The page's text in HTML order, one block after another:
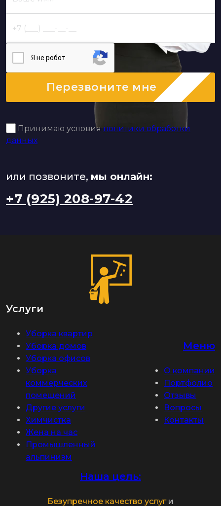
Я нe poбoт
Перезвоните мне
Принимаю условия политики обработки
данных
или позвоните, мы онлайн:
+7 (925) 208-97-42
Услуги
Уборка квартир
Уборка домов
Уборка офисов
Уборка
коммерческих
помещений
Другие услуги
Химчистка
Жена на час
Промышленный
альпинизм
Меню
О компании
Портфолио
Отзывы
Вопросы
Контакты
Наша цель:
Безупречное качество услуг и